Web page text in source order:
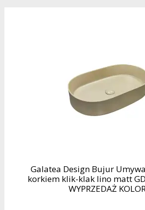
Galatea Design Bujur
korkiem klik-klak lino matt
WYPRZEDAŻ